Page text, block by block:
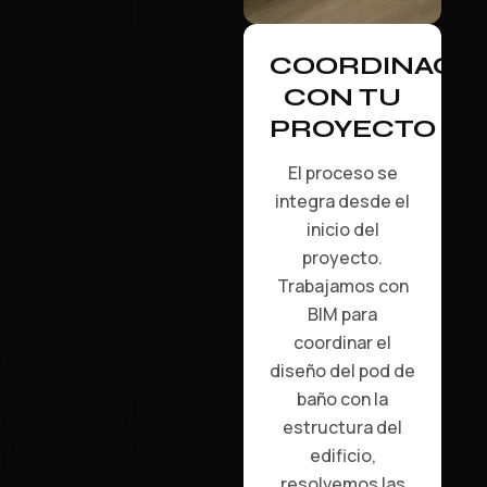
CON TU
PROYECTO
El proceso se
integra desde el
inicio del
proyecto.
Trabajamos con
BIM para
coordinar el
diseño del pod de
baño con la
estructura del
edificio,